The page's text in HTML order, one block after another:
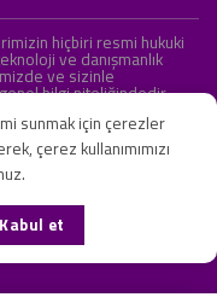
hiçbiri resmi hukuki
ve danışmanlık
ve sizinle
bilgi niteliğindedir.
S.S.S. İletişim
ve Ticaret A.Ş.
sunmak için çerezler
çerez kullanımımızı
Kabul et